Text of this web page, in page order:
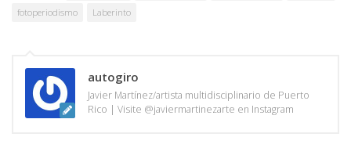
fotoperiodismo
Laberinto
autogiro
Javier Martínez/artista multidisciplinario de Puerto
Rico | Visite @javiermartinezarte en Instagram